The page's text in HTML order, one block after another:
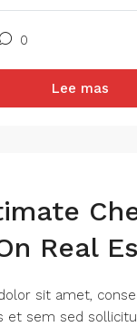
0
Lee mas
Real
sit amet,
et sem sed